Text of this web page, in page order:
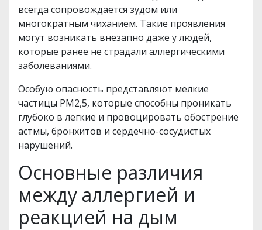
всегда сопровождается зудом или
многократным чиханием. Такие проявления
могут возникать внезапно даже у людей,
которые ранее не страдали аллергическими
заболеваниями.
Особую опасность представляют мелкие
частицы PM2,5, которые способны проникать
глубоко в легкие и провоцировать обострение
астмы, бронхитов и сердечно-сосудистых
нарушений.
Основные различия
между аллергией и
реакцией на дым